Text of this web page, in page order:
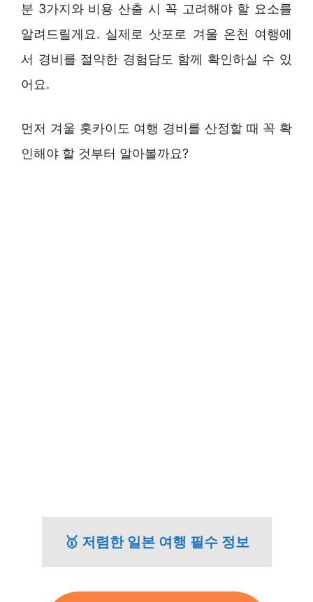
분 3가지와 비용 산출 시 꼭 고려해야 할 요소를
알려드릴게요. 실제로 삿포로 겨울 온천 여행에
서 경비를 절약한 경험담도 함께 확인하실 수 있
어요.
먼저 겨울 홋카이도 여행 경비를 산정할 때 꼭 확
인해야 할 것부터 알아볼까요?
🥇 저렴한 일본 여행 필수 정보